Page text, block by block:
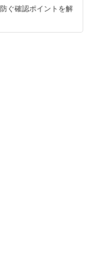
ぐ確認ポイントを解